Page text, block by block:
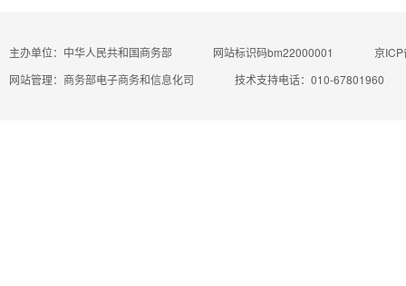
主办单位：中华人民共和国商务部 网站标识码bm22000001
京
网站管理：商务部电子商务和信息化司
技术支持电话：010-67801960